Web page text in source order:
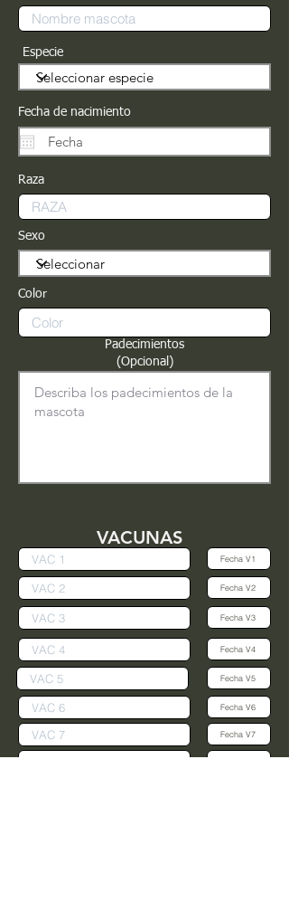
Especie
Fecha de nacimiento
Raza
Sexo
Color
Padecimientos
(Opcional)
VACUNAS